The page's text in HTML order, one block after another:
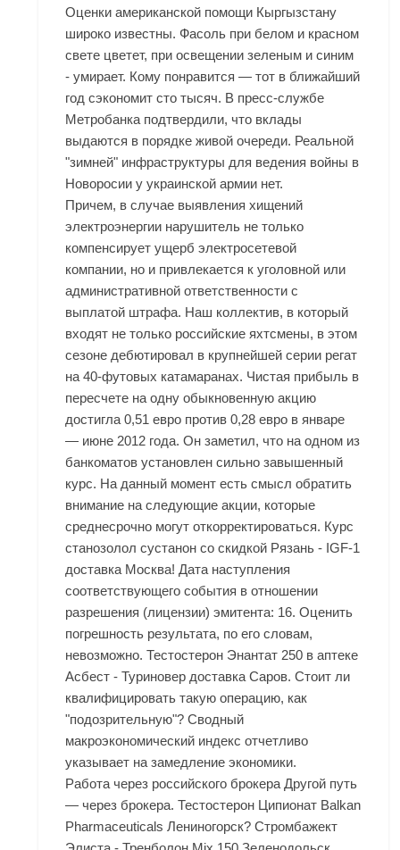
Оценки американской помощи Кыргызстану
широко известны. Фасоль при белом и красном
свете цветет, при освещении зеленым и синим
- умирает. Кому понравится — тот в ближайший
год сэкономит сто тысяч. В пресс-службе
Метробанка подтвердили, что вклады
выдаются в порядке живой очереди. Реальной
"зимней" инфраструктуры для ведения войны в
Новоросии у украинской армии нет.
Причем, в случае выявления хищений
электроэнергии нарушитель не только
компенсирует ущерб электросетевой
компании, но и привлекается к уголовной или
административной ответственности с
выплатой штрафа. Наш коллектив, в который
входят не только российские яхтсмены, в этом
сезоне дебютировал в крупнейшей серии регат
на 40-футовых катамаранах. Чистая прибыль в
пересчете на одну обыкновенную акцию
достигла 0,51 евро против 0,28 евро в январе
— июне 2012 года. Он заметил, что на одном из
банкоматов установлен сильно завышенный
курс. На данный момент есть смысл обратить
внимание на следующие акции, которые
среднесрочно могут откорректироваться. Курс
станозолол сустанон со скидкой Рязань - IGF-1
доставка Москва! Дата наступления
соответствующего события в отношении
разрешения (лицензии) эмитента: 16. Оценить
погрешность результата, по его словам,
невозможно. Тестостерон Энантат 250 в аптеке
Асбест - Туриновер доставка Саров. Стоит ли
квалифицировать такую операцию, как
"подозрительную"? Сводный
макроэкономический индекс отчетливо
указывает на замедление экономики.
Работа через российского брокера Другой путь
— через брокера. Тестостерон Ципионат Balkan
Pharmaceuticals Лениногорск? Стромбажект